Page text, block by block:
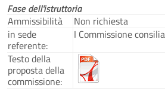
Fase dell'istruttoria
Ammissibilità
Non richiesta
in sede
referente:
I Commissione
Testo della
proposta della
commissione: